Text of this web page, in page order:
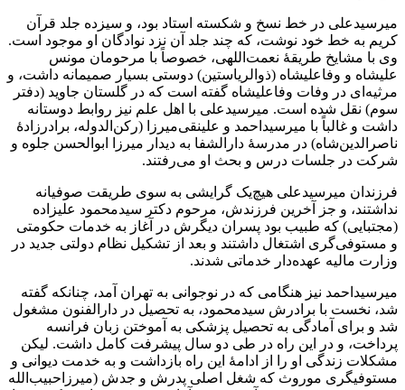
میرسیدعلی در خط نسخ و شکسته استاد بود، و سیزده جلد قرآن
کریم به خط خود نوشت، که چند جلد آن نزد نوادگان او موجود است.
وی با مشایخ طریقۀ نعمت‌اللهی، خصوصاً با مرحومان مونس
علیشاه و وفاعلیشاه (ذوالریاستین) دوستی بسیار صمیمانه داشت، و
مرثیه‌ای در وفات وفاعلیشاه گفته است که در گلستان جاوید (دفتر
سوم) نقل شده است. میرسیدعلی با اهل علم نیز روابط دوستانه
داشت و غالباً با میرسیداحمد و علینقی‌میرزا (رکن‌الدوله، برادرزادۀ
ناصرالدین‌شاه) در مدرسۀ دارالشفا به دیدار میرزا ابوالحسن جلوه و
شرکت در جلسات درس و بحث او می‌رفتند.
فرزندان میرسیدعلی هیچ‌یک گرایشی به سوی طریقت صوفیانه
نداشتند، و جز آخرین فرزندش، مرحوم دکتر سیدمحمود علیزاده
(مجتبایی) که طبیب بود پسران دیگرش در آغاز به خدمات حکومتی
و مستوفی‌گری اشتغال داشتند و بعد از تشکیل نظام دولتی جدید در
وزارت مالیه عهده‌دار خدماتی شدند.
میرسیداحمد نیز هنگامی که در نوجوانی به تهران آمد، چنانکه گفته
شد، نخست با برادرش سیدمحمود، به تحصیل در دارالفنون مشغول
شد و برای آمادگی به تحصیل پزشکی به آموختن زبان فرانسه
پرداخت، و در این راه در طی دو سال پیشرفت کامل داشت. لیکن
مشکلات زندگی او را از ادامۀ این راه بازداشت و به خدمت دیوانی و
مستوفیگری موروث که شغل اصلی پدرش و جدش (میرزاحبیب‌الله